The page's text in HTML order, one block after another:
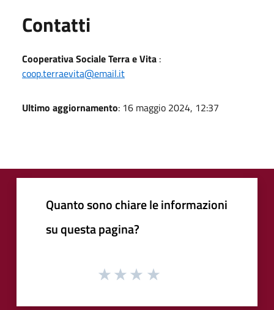
Contatti
Cooperativa Sociale Terra e Vita :
coop.terraevita@email.it
Ultimo aggiornamento: 16 maggio 2024, 12:37
Quanto sono chiare le informazioni
su questa pagina?